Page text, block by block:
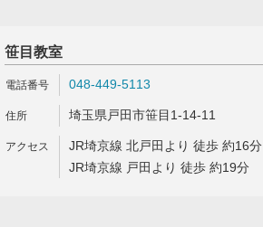
笹目教室
048-449-5113
埼玉県戸田市笹目1-14-11
JR埼京線 北戸田より 徒歩 約16分
JR埼京線 戸田より 徒歩 約19分